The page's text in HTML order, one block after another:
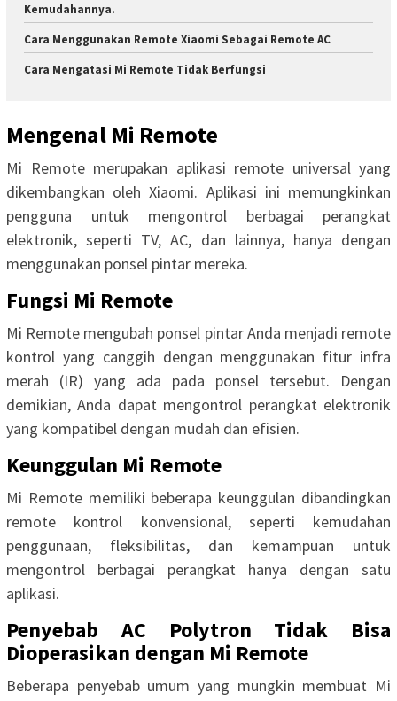
Kemudahannya.
Cara Menggunakan Remote Xiaomi Sebagai Remote AC
Cara Mengatasi Mi Remote Tidak Berfungsi
Mengenal Mi Remote
Mi Remote merupakan aplikasi remote universal yang
dikembangkan oleh Xiaomi. Aplikasi ini memungkinkan
pengguna untuk mengontrol berbagai perangkat
elektronik, seperti TV, AC, dan lainnya, hanya dengan
menggunakan ponsel pintar mereka.
Fungsi Mi Remote
Mi Remote mengubah ponsel pintar Anda menjadi remote
kontrol yang canggih dengan menggunakan fitur infra
merah (IR) yang ada pada ponsel tersebut. Dengan
demikian, Anda dapat mengontrol perangkat elektronik
yang kompatibel dengan mudah dan efisien.
Keunggulan Mi Remote
Mi Remote memiliki beberapa keunggulan dibandingkan
remote kontrol konvensional, seperti kemudahan
penggunaan, fleksibilitas, dan kemampuan untuk
mengontrol berbagai perangkat hanya dengan satu
aplikasi.
Penyebab AC Polytron Tidak Bisa
Dioperasikan dengan Mi Remote
Beberapa penyebab umum yang mungkin membuat Mi